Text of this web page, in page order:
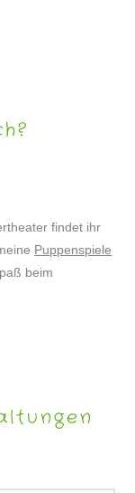
findet ihr
Puppenspiele
beim